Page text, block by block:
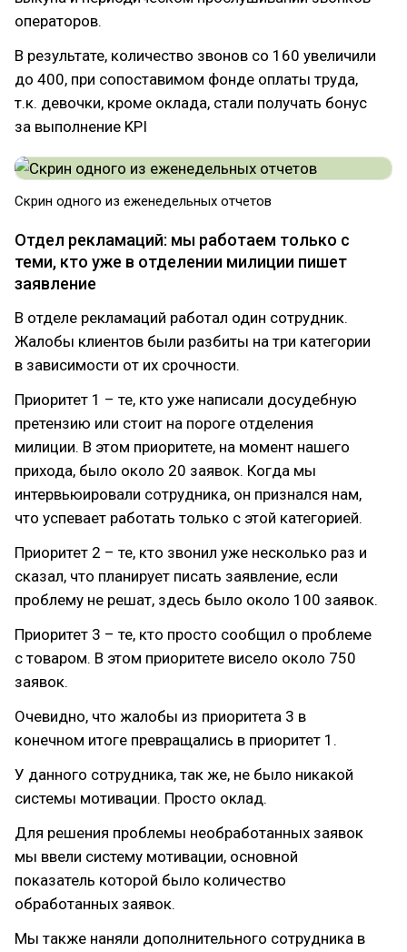
операторов.
В результате, количество звонов со 160 увеличили
до 400, при сопоставимом фонде оплаты труда,
т.к. девочки, кроме оклада, стали получать бонус
за выполнение KPI
Скрин одного из еженедельных отчетов
Отдел рекламаций: мы работаем только с
теми, кто уже в отделении милиции пишет
заявление
В отделе рекламаций работал один сотрудник.
Жалобы клиентов были разбиты на три категории
в зависимости от их срочности.
Приоритет 1 – те, кто уже написали досудебную
претензию или стоит на пороге отделения
милиции. В этом приоритете, на момент нашего
прихода, было около 20 заявок. Когда мы
интервьюировали сотрудника, он признался нам,
что успевает работать только с этой категорией.
Приоритет 2 – те, кто звонил уже несколько раз и
сказал, что планирует писать заявление, если
проблему не решат, здесь было около 100 заявок.
Приоритет 3 – те, кто просто сообщил о проблеме
с товаром. В этом приоритете висело около 750
заявок.
Очевидно, что жалобы из приоритета 3 в
конечном итоге превращались в приоритет 1.
У данного сотрудника, так же, не было никакой
системы мотивации. Просто оклад.
Для решения проблемы необработанных заявок
мы ввели систему мотивации, основной
показатель которой было количество
обработанных заявок.
Мы также наняли дополнительного сотрудника в